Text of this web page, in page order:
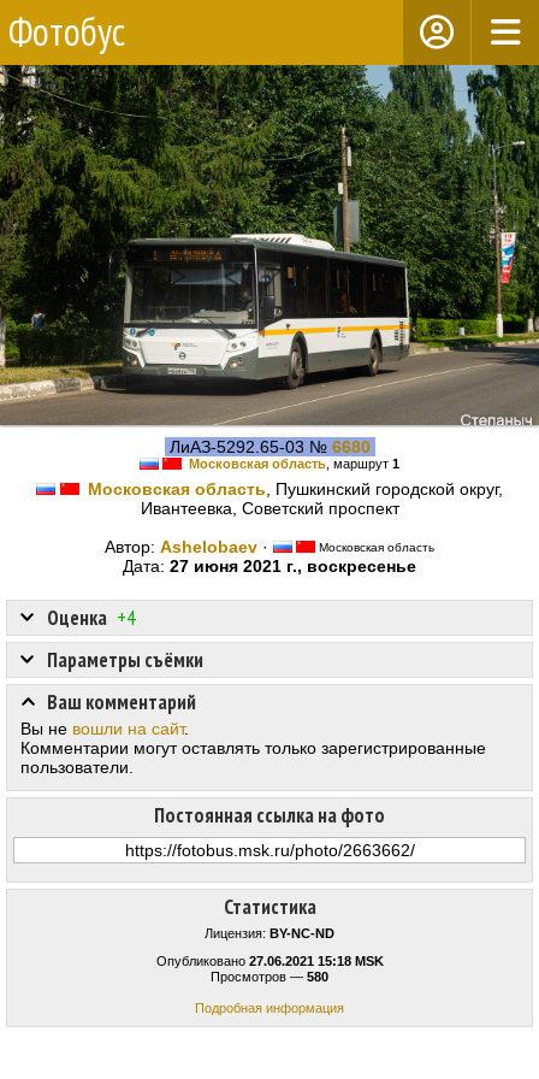
Фотобус
ЛиАЗ-5292.65-03 № 6680
Московская область , маршрут 1
Московская область , Пушкинский городской округ,
Ивантеевка, Советский проспект
Автор: Ashelobaev · Московская область
Дата: 27 июня 2021 г., воскресенье
Статистика
Лицензия: BY-NC-ND
Опубликовано 27.06.2021 15:18 MSK
Просмотров — 580
Подробная информация
Оценка +4
Постоянная ссылка на фото
Параметры съёмки
Ваш комментарий
Вы не вошли на сайт.
Комментарии могут оставлять только зарегистрированные
пользователи.